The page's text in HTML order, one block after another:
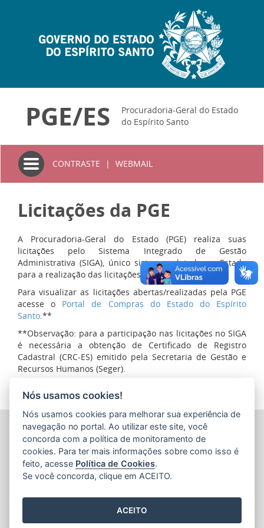
PGE/ES
Procuradoria-Geral do Estado
do Espírito Santo
Toggle
navigation
CONTRASTE | WEBMAIL
Licitações da PGE
A Procuradoria-Geral do Estado (PGE) realiza suas
licitações pelo Sistema Integrado de Gestão
Administrativa (SIGA), único sistema adotado no Estado
para a realização das licitações da PGE.
Para visualizar as licitações abertas/realizadas pela PGE
acesse o Portal de Compras do Estado do Espírito
Santo.**
**Observação: para a participação nas licitações no SIGA
é necessária a obtenção de Certificado de Registro
Cadastral (CRC-ES) emitido pela Secretaria de Gestão e
Recursos Humanos (Seger).
PROCURADORIA-GERAL DO ESTADO DO ESPÍRITO SANTO
(PGE/ES)
Av. Nossa Senhora da Penha, 1590 - Barro Vermelho
CEP: 29057-550 - Vitória / ES
Tel.: (27) 3636-5050
Nós usamos cookies!
Nós usamos cookies para melhorar sua experiência de
navegação no portal. Ao utilizar este site, você
concorda com a política de monitoramento de
cookies. Para ter mais informações sobre como isso é
feito, acesse Política de Cookies.
Se você concorda, clique em ACEITO.
ACEITO